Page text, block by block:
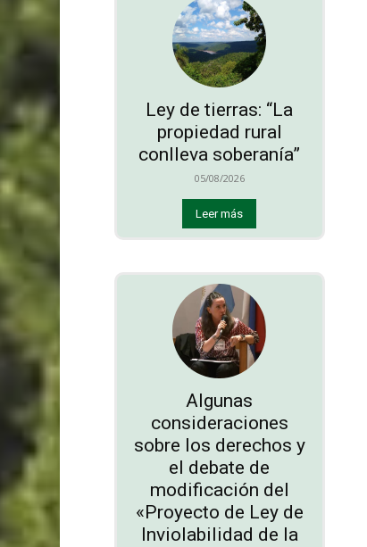
Ley de tierras: “La
propiedad rural
conlleva soberanía”
05/08/2026
Leer más
Algunas
consideraciones
sobre los derechos y
el debate de
modificación del
«Proyecto de Ley de
Inviolabilidad de la